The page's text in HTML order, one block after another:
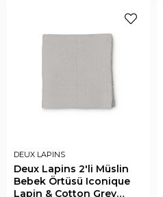
DEUX LAPINS
Deux Lapins 2'li Müslin
Bebek Örtüsü Iconique
Lapin & Cotton Grey